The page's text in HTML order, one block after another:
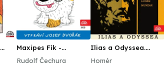
Maxipes Fík -
komplet
Rudolf Čechura
Ilias a Odyssea.
básnických eposů
Homér